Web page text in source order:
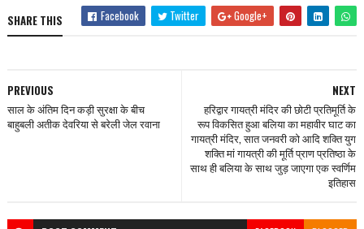
SHARE THIS Facebook Twitter Google+
NEXT
हरिद्वार गायत्री मंदिर की छोटी प्रतिमूर्ति के
रूप विकसित हुआ बलिया का महावीर घाट का
गायत्री मंदिर, सात जनवरी को आदि शक्ति युग
शक्ति मां गायत्री की मूर्ति प्राण प्रतिष्ठा के
साथ ही बलिया के साथ जुड़ जाएगा एक स्वर्णिम
इतिहास
PREVIOUS
साल के अंतिम दिन कड़ी सुरक्षा के बीच
बाहुबली अतीक देवरिया से बरेली जेल रवाना